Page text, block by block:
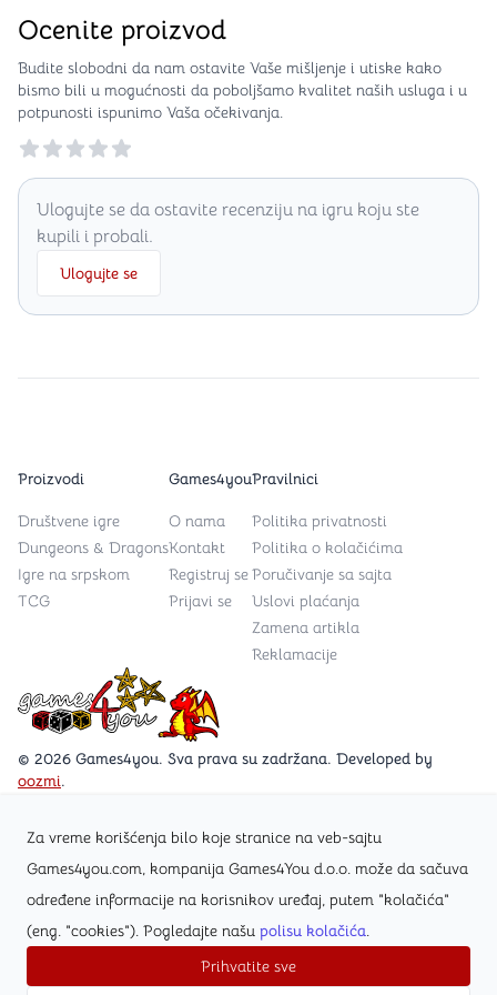
Za vreme korišćenja bilo koje stranice na veb-sajtu
Games4you.com, kompanija Games4You d.o.o. može da sačuva
određene informacije na korisnikov uređaj, putem "kolačića"
(eng. "cookies"). Pogledajte našu polisu kolačića.
Prihvatite sve
Ocenite proizvod
Budite slobodni da nam ostavite Vaše mišljenje i utiske kako
bismo bili u mogućnosti da poboljšamo kvalitet naših usluga i u
potpunosti ispunimo Vaša očekivanja.
Reviews
Ulogujte se da ostavite recenziju na igru koju ste
kupili i probali.
Ulogujte se
Games4you logo
© 2026 Games4you. Sva prava su zadržana. Developed by
oozmi.
Posetite Facebook stranicu /Games4you.rs
Zapratite Instagram profil @games4yours
Proizvodi
Društvene igre
Dungeons & Dragons
Igre na srpskom
TCG
Games4you
O nama
Kontakt
Registruj se
Prijavi se
Pravilnici
Politika privatnosti
Politika o kolačićima
Poručivanje sa sajta
Uslovi plaćanja
Zamena artikla
Reklamacije